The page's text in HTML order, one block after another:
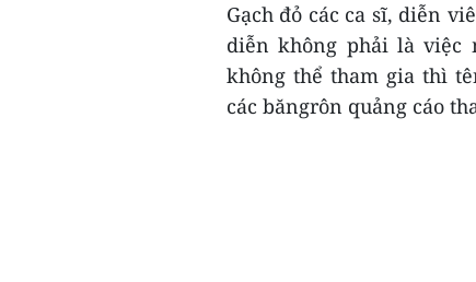
Gạch đỏ các ca sĩ, diễn
diễn không phải là việc
không thể tham gia thì
các băngrôn quảng cáo